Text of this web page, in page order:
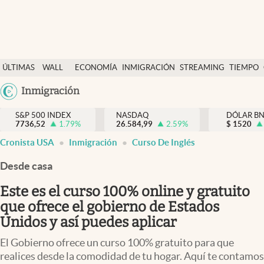
ÚLTIMAS
NOTICIAS
WALL
Y
DÓLAR
ECONOMÍA INMIGRACIÓN STREAMING TIEMPO
México
Inmigración
Finanzas y economía
Wall Street y dólar
Inmigración
Espiritual
Streaming
PC y mobile
S&P 500 INDEX
7736,52
1.79%
NASDAQ
26.584,99
2.59%
DÓLAR
$ 1520
Cronista USA Inmigración Curso De Inglés
Desde casa
Este es el curso 100% online y gratuito
que ofrece el gobierno de Estados
Unidos y así puedes aplicar
El Gobierno ofrece un curso 100% gratuito para que
realices desde la comodidad de tu hogar. Aquí te contamos